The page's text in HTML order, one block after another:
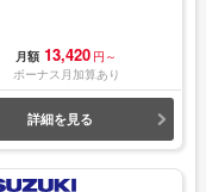
月額 13,420 円～
ボーナス月加算あり
詳細を見る